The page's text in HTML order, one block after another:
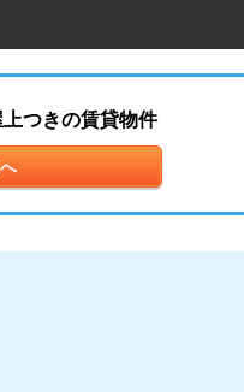
つきの賃貸物件